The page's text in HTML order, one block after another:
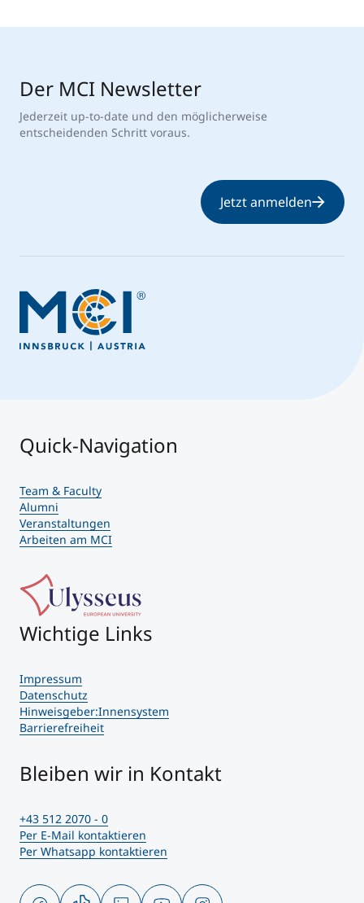
Der MCI Newsletter
Jederzeit up-to-date und den möglicherweise
entscheidenden Schritt voraus.
Jetzt anmelden
Quick-Navigation
Team & Faculty
Alumni
Veranstaltungen
Arbeiten am MCI
Wichtige Links
Impressum
Datenschutz
Hinweisgeber:Innensystem
Barrierefreiheit
Bleiben wir in Kontakt
+43 512 2070 - 0
Per E-Mail kontaktieren
Per Whatsapp kontaktieren